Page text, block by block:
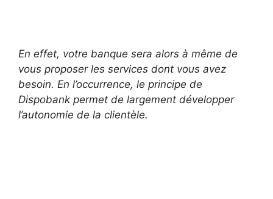
En effet, votre banque sera alors à même de
vous proposer les services dont vous avez
besoin. En l’occurrence, le principe de
Dispobank permet de largement développer
l’autonomie de la clientèle.